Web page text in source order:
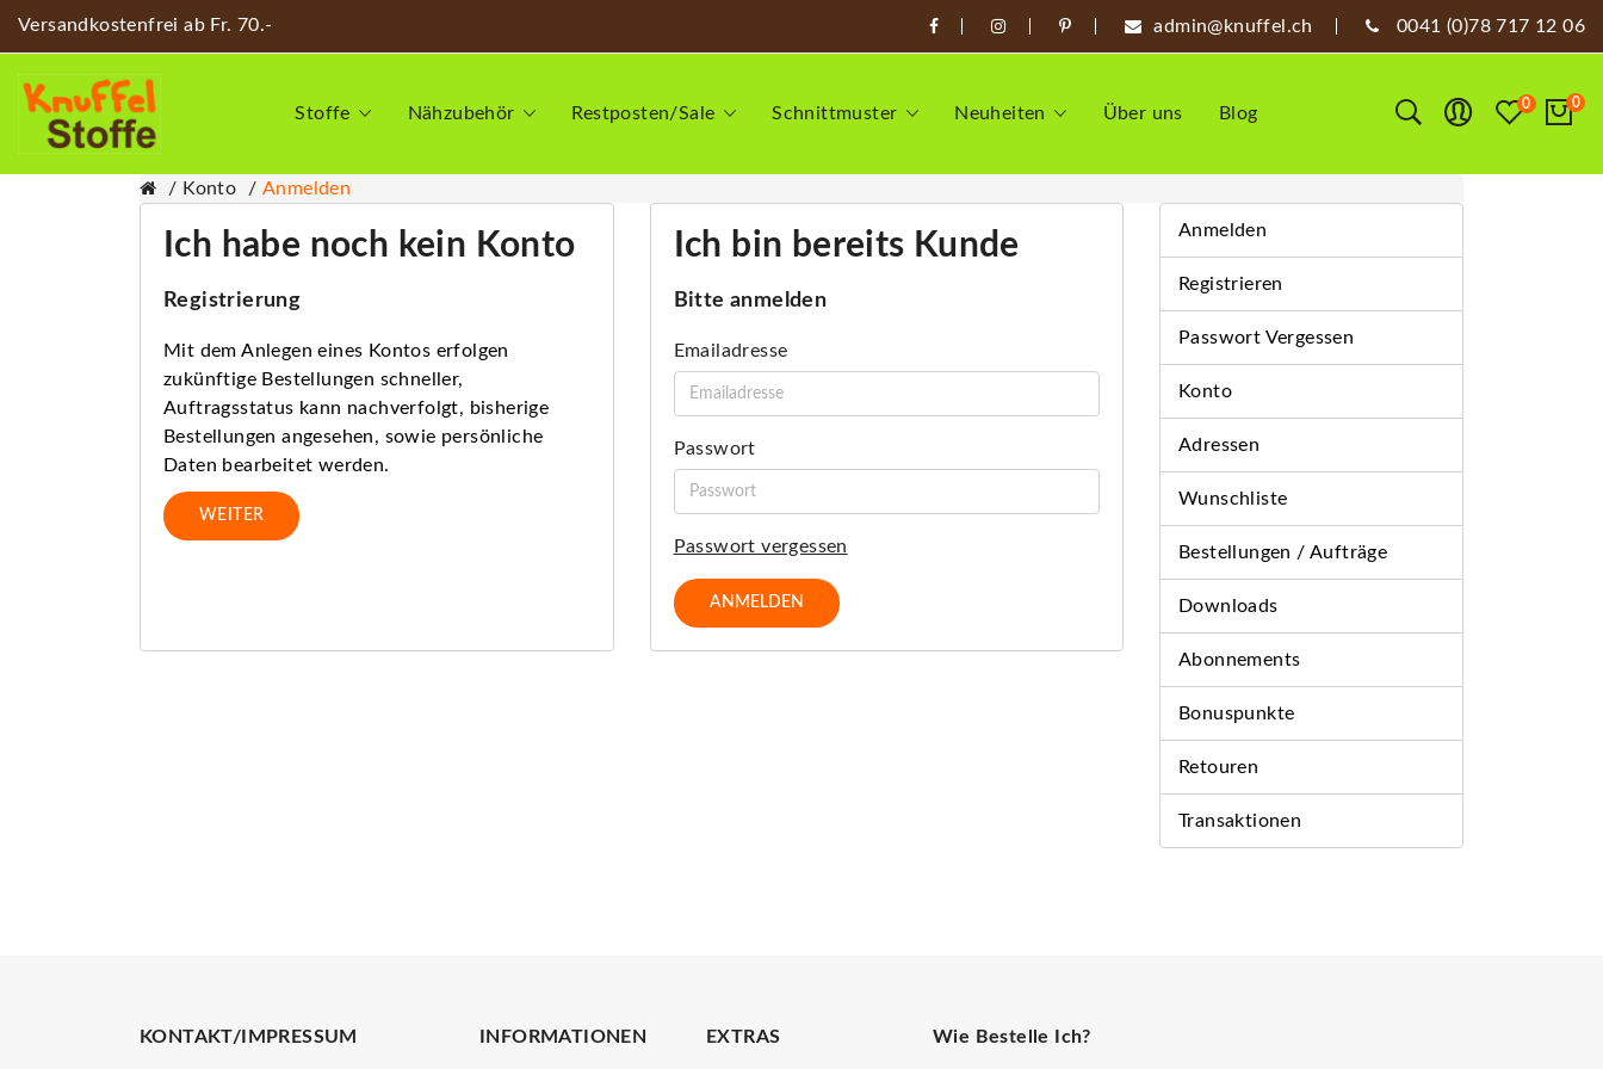
Versandkostenfrei ab Fr. 70.- admin@knuffel.ch 0041 (0)78 717 12 06
Stoffe Nähzubehör Restposten/Sale Schnittmuster Neuheiten Über uns Blog 0 0
Konto Anmelden
Ich habe noch kein Konto
Registrierung
Mit dem Anlegen eines Kontos erfolgen
zukünftige Bestellungen schneller,
Auftragsstatus kann nachverfolgt, bisherige
Bestellungen angesehen, sowie persönliche
Daten bearbeitet werden.
WEITER
Ich bin bereits Kunde
Bitte anmelden
Emailadresse
Passwort
Passwort vergessen
Anmelden
Registrieren
Passwort Vergessen
Konto
Adressen
Wunschliste
Bestellungen / Aufträge
Downloads
Abonnements
Bonuspunkte
Retouren
Transaktionen
KONTAKT/IMPRESSUM INFORMATIONEN EXTRAS Wie Bestelle Ich?